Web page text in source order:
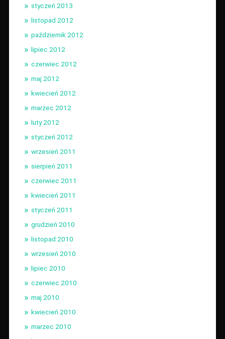
styczeń 2013
listopad 2012
październik 2012
lipiec 2012
czerwiec 2012
maj 2012
kwiecień 2012
marzec 2012
luty 2012
styczeń 2012
wrzesień 2011
sierpień 2011
czerwiec 2011
kwiecień 2011
styczeń 2011
grudzień 2010
listopad 2010
wrzesień 2010
lipiec 2010
czerwiec 2010
maj 2010
kwiecień 2010
marzec 2010